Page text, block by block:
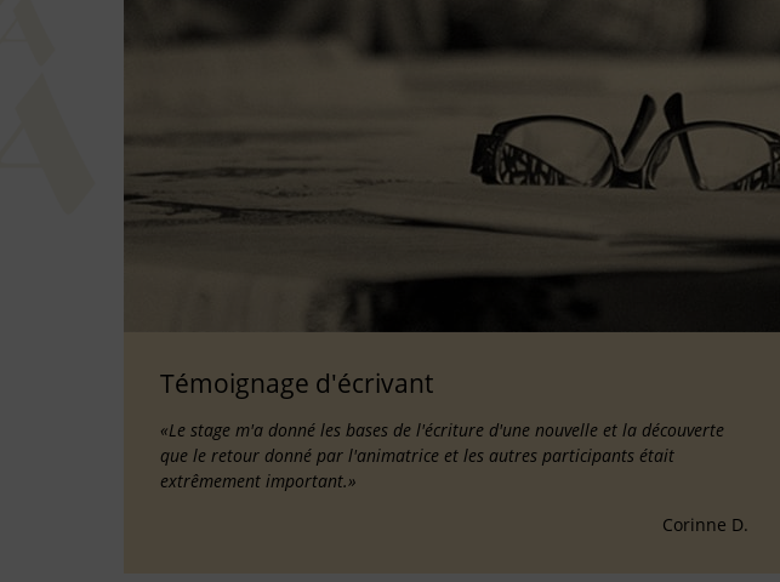
Témoignage d'écrivant
«Le stage m'a donné les bases de l'écriture d'une nouvelle et la découverte
que le retour donné par l'animatrice et les autres participants était
extrêmement important.»
Corinne D.